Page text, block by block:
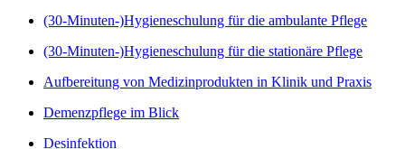
(30-Minuten-)Hygieneschulung für die ambulante Pflege
(30-Minuten-)Hygieneschulung für die stationäre Pflege
Aufbereitung von Medizinprodukten in Klinik und Praxis
Demenzpflege im Blick
Desinfektion